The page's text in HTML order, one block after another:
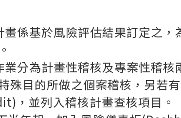
畫係基於風險評估結果訂定之
業分為計畫性稽核及專案性稽
殊目的所做之個案稽核，另若
，並列入稽核計畫查核項目。